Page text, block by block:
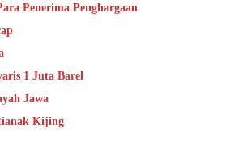
Penerima Penghargaan
1 Juta Barel
Jawa
Kijing